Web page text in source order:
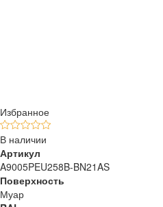
Избранное
В наличии
Артикул
A9005PEU258B-BN21AS
Поверхность
Муар